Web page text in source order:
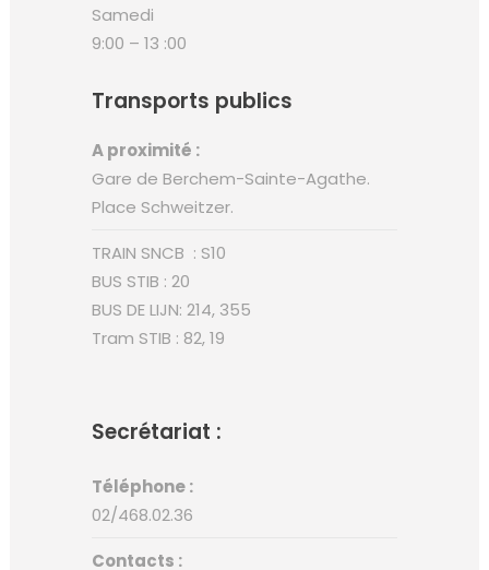
Samedi
9:00 – 13 :00
Transports publics
A proximité :
Gare de Berchem-Sainte-Agathe.
Place Schweitzer.
TRAIN SNCB : S10
BUS STIB : 20
BUS DE LIJN: 214, 355
Tram STIB : 82, 19
Secrétariat :
Téléphone :
02/468.02.36
Contacts :